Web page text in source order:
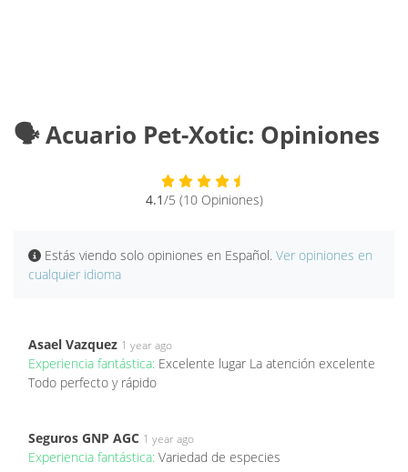
🗣️ Acuario Pet-Xotic: Opiniones
4.1/5 (10 Opiniones)
Estás viendo solo opiniones en Español. Ver opiniones en
cualquier idioma
Asael Vazquez 1 year ago
Experiencia fantástica: Excelente lugar La atención excelente
Todo perfecto y rápido
Seguros GNP AGC 1 year ago
Experiencia fantástica: Variedad de especies